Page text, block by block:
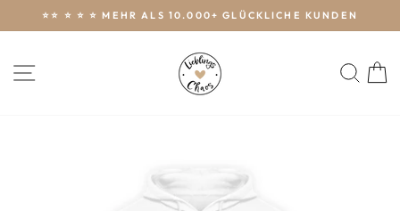
Pause
Diashow
⭐️⭐️ ⭐️ ⭐️ ⭐️ MEHR ALS 10.000+ GLÜCKLICHE KUNDEN
SEITENNAVIGATION